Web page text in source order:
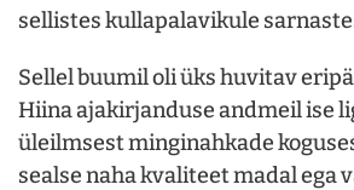
sellistes kullapalavikule
Sellel buumil oli üks huvitav
Hiina ajakirjanduse andmeil ise
üleilmsest minginahkade
sealse naha kvaliteet madal ega